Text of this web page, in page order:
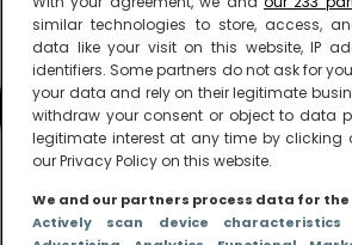
similar technologies to store, access,
data like your visit on this website, IP
identifiers. Some partners do not ask for
your data and rely on their legitimate
withdraw your consent or object to data
legitimate interest at any time by clicking
our Privacy Policy on this website.
We and our partners process data for
Actively scan device